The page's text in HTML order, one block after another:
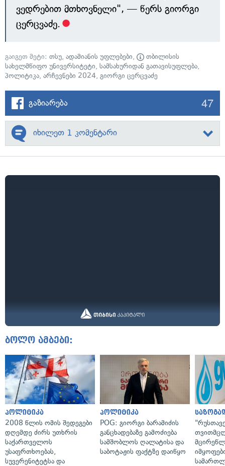
ვედრებით მთხოვნელი", — წერს გიორგი
ცერცვაძე.
გაიგეთ მეტი: თსუ, ადამიანის უფლებები,
თბილისის
სახელმწიფო უნივერსიტეტი, სამსახურიდან გათავისუფლება,
პოლიტიკა, არჩევნები 2024, გიორგი ცერცვაძე
გაზიარება 47
იხილეთ 1 კომენტარი
ბოლო ამბები:
პოლიტიკა
2008 წლის ომის შედეგები
დღემდე ძირს უთხრის
საქართველოს
უსაფრთხოებას,
სუვერენიტეტსა და
პოლიტიკა
POG: გიორგი ბარამიძის
განცხადებაზე გამოძიება
სამშობლოს ღალატისა და
საბოტაჟის ფაქტზე დაიწყო